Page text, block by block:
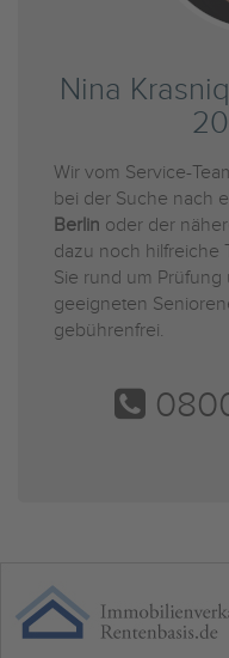
Nina
Wir vom Service-
bei der Suche nach
Berlin oder der
dazu noch hilfreiche
Sie rund um
geeigneten
gebührenfrei.